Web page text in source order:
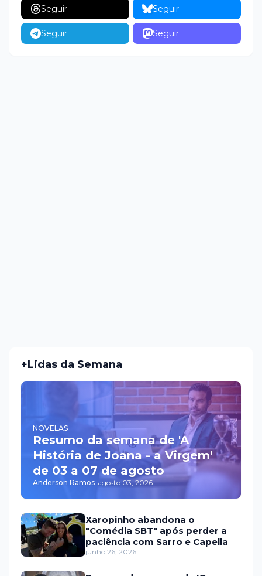
Seguir Seguir
Seguir Seguir
+Lidas da Semana
NOVELAS
Resumo da semana de 'A
História de Joana - a Virgem'
de 03 a 07 de agosto
Anderson Ramos-agosto 03, 2026
Xaropinho abandona o
"Comédia SBT" após perder a
paciência com Sarro e Capella
junho 26, 2026